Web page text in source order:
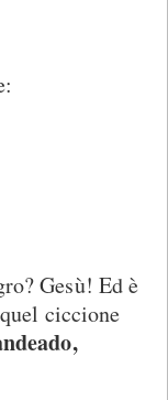
Gesù! Ed è
ciccione